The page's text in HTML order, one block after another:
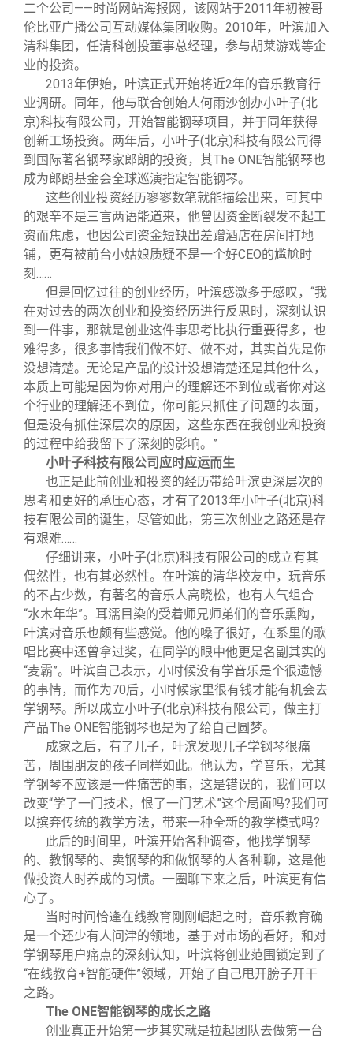
二个公司——时尚网站海报网，该网站于2011年初被哥
伦比亚广播公司互动媒体集团收购。2010年，叶滨加入
清科集团，任清科创投董事总经理，参与胡莱游戏等企
业的投资。
2013年伊始，叶滨正式开始将近2年的音乐教育行
业调研。同年，他与联合创始人何雨沙创办小叶子(北
京)科技有限公司，开始智能钢琴项目，并于同年获得
创新工场投资。两年后，小叶子(北京)科技有限公司得
到国际著名钢琴家郎朗的投资，其The ONE智能钢琴也
成为郎朗基金会全球巡演指定智能钢琴。
这些创业投资经历寥寥数笔就能描绘出来，可其中
的艰辛不是三言两语能道来，他曾因资金断裂发不起工
资而焦虑，也因公司资金短缺出差蹭酒店在房间打地
铺，更有被前台小姑娘质疑不是一个好CEO的尴尬时
刻……
但是回忆过往的创业经历，叶滨感激多于感叹，“我
在对过去的两次创业和投资经历进行反思时，深刻认识
到一件事，那就是创业这件事思考比执行重要得多，也
难得多，很多事情我们做不好、做不对，其实首先是你
没想清楚。无论是产品的设计没想清楚还是其他什么，
本质上可能是因为你对用户的理解还不到位或者你对这
个行业的理解还不到位，你可能只抓住了问题的表面，
但是没有抓住深层次的原因，这些东西在我创业和投资
的过程中给我留下了深刻的影响。”
小叶子科技有限公司应时应运而生
也正是此前创业和投资的经历带给叶滨更深层次的
思考和更好的承压心态，才有了2013年小叶子(北京)科
技有限公司的诞生，尽管如此，第三次创业之路还是存
有艰难……
仔细讲来，小叶子(北京)科技有限公司的成立有其
偶然性，也有其必然性。在叶滨的清华校友中，玩音乐
的不占少数，有著名的音乐人高晓松，也有人气组合
“水木年华”。耳濡目染的受着师兄师弟们的音乐熏陶，
叶滨对音乐也颇有些感觉。他的嗓子很好，在系里的歌
唱比赛中还曾拿过奖，在同学的眼中他更是名副其实的
“麦霸”。叶滨自己表示，小时候没有学音乐是个很遗憾
的事情，而作为70后，小时候家里很有钱才能有机会去
学钢琴。所以成立小叶子(北京)科技有限公司，做主打
产品The ONE智能钢琴也是为了给自己圆梦。
成家之后，有了儿子，叶滨发现儿子学钢琴很痛
苦，周围朋友的孩子同样如此。他认为，学音乐，尤其
学钢琴不应该是一件痛苦的事，这是错误的，我们可以
改变“学了一门技术，恨了一门艺术”这个局面吗?我们可
以摈弃传统的教学方法，带来一种全新的教学模式吗?
此后的时间里，叶滨开始各种调查，他找学钢琴
的、教钢琴的、卖钢琴的和做钢琴的人各种聊，这是他
做投资人时养成的习惯。一圈聊下来之后，叶滨更有信
心了。
当时时间恰逢在线教育刚刚崛起之时，音乐教育确
是一个还少有人问津的领地，基于对市场的看好，和对
学钢琴用户痛点的深刻认知，叶滨将创业范围锁定到了
“在线教育+智能硬件”领域，开始了自己甩开膀子开干
之路。
The ONE智能钢琴的成长之路
创业真正开始第一步其实就是拉起团队去做第一台